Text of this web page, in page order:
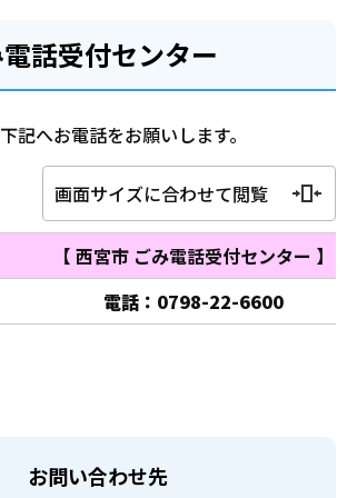
話受付センター
記へお電話をお願いします。
画面サイズに合わせて閲覧
【 西宮市 ごみ電話受付センター 】
電話：0798-22-6600
お問い合わせ先